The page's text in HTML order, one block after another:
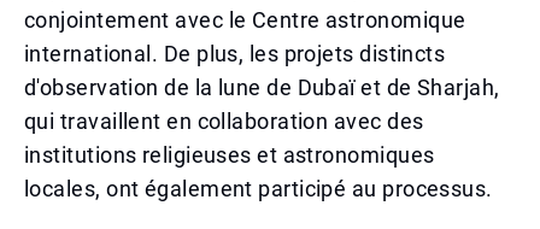
conjointement avec le Centre astronomique
international. De plus, les projets distincts
d'observation de la lune de Dubaï et de Sharjah,
qui travaillent en collaboration avec des
institutions religieuses et astronomiques
locales, ont également participé au processus.